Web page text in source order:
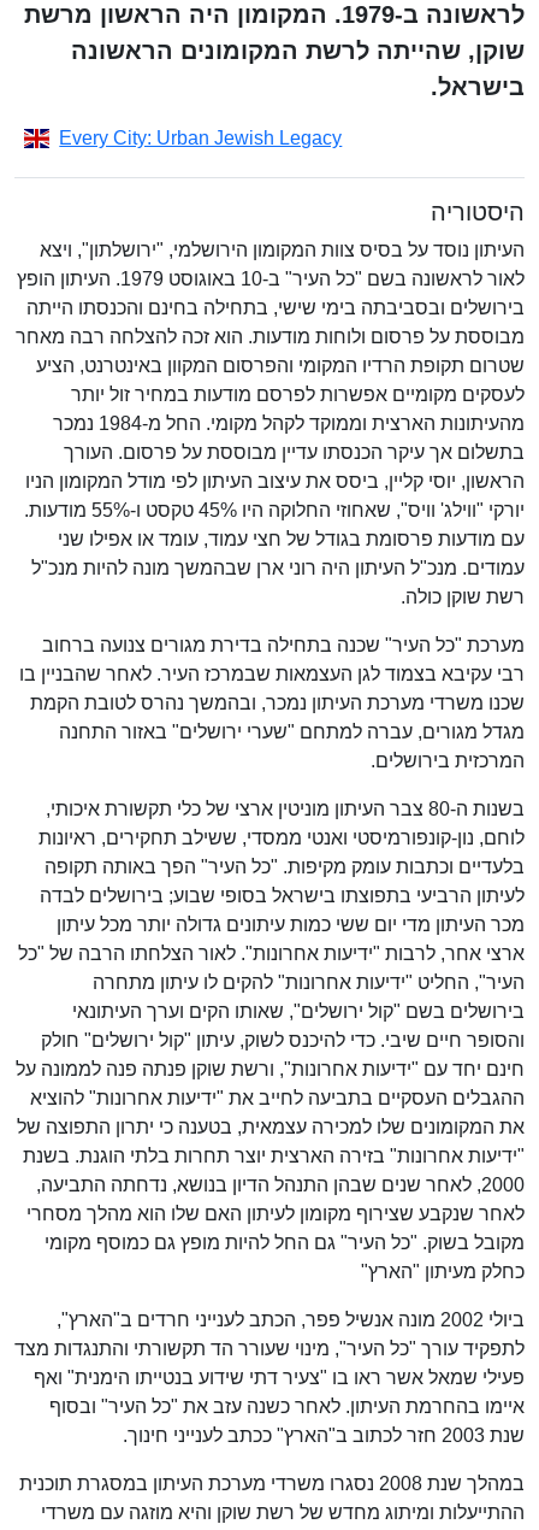
לראשונה ב-1979. המקומון היה הראשון מרשת
שוקן, שהייתה לרשת המקומונים הראשונה
בישראל.
Every City: Urban Jewish Legacy
היסטוריה
העיתון נוסד על בסיס צוות המקומון הירושלמי, "ירושלתון", ויצא
לאור לראשונה בשם "כל העיר" ב-10 באוגוסט 1979. העיתון הופץ
בירושלים ובסביבתה בימי שישי, בתחילה בחינם והכנסתו הייתה
מבוססת על פרסום ולוחות מודעות. הוא זכה להצלחה רבה מאחר
שטרום תקופת הרדיו המקומי והפרסום המקוון באינטרנט, הציע
לעסקים מקומיים אפשרות לפרסם מודעות במחיר זול יותר
מהעיתונות הארצית וממוקד לקהל מקומי. החל מ-1984 נמכר
בתשלום אך עיקר הכנסתו עדיין מבוססת על פרסום. העורך
הראשון, יוסי קליין, ביסס את עיצוב העיתון לפי מודל המקומון הניו
יורקי "ווילג' וויס", שאחוזי החלוקה היו 45% טקסט ו-55% מודעות.
עם מודעות פרסומת בגודל של חצי עמוד, עומד או אפילו שני
עמודים. מנכ"ל העיתון היה רוני ארן שבהמשך מונה להיות מנכ"ל
רשת שוקן כולה.
מערכת "כל העיר" שכנה בתחילה בדירת מגורים צנועה ברחוב
רבי עקיבא בצמוד לגן העצמאות שבמרכז העיר. לאחר שהבניין בו
שכנו משרדי מערכת העיתון נמכר, ובהמשך נהרס לטובת הקמת
מגדל מגורים, עברה למתחם "שערי ירושלים" באזור התחנה
המרכזית בירושלים.
בשנות ה-80 צבר העיתון מוניטין ארצי של כלי תקשורת איכותי,
לוחם, נון-קונפורמיסטי ואנטי ממסדי, ששילב תחקירים, ראיונות
בלעדיים וכתבות עומק מקיפות. "כל העיר" הפך באותה תקופה
לעיתון הרביעי בתפוצתו בישראל בסופי שבוע; בירושלים לבדה
מכר העיתון מדי יום ששי כמות עיתונים גדולה יותר מכל עיתון
ארצי אחר, לרבות "ידיעות אחרונות". לאור הצלחתו הרבה של "כל
העיר", החליט "ידיעות אחרונות" להקים לו עיתון מתחרה
בירושלים בשם "קול ירושלים", שאותו הקים וערך העיתונאי
והסופר חיים שיבי. כדי להיכנס לשוק, עיתון "קול ירושלים" חולק
חינם יחד עם "ידיעות אחרונות", ורשת שוקן פנתה פנה לממונה על
ההגבלים העסקיים בתביעה לחייב את "ידיעות אחרונות" להוציא
את המקומונים שלו למכירה עצמאית, בטענה כי יתרון התפוצה של
"ידיעות אחרונות" בזירה הארצית יוצר תחרות בלתי הוגנת. בשנת
2000, לאחר שנים שבהן התנהל הדיון בנושא, נדחתה התביעה,
לאחר שנקבע שצירוף מקומון לעיתון האם שלו הוא מהלך מסחרי
מקובל בשוק. "כל העיר" גם החל להיות מופץ גם כמוסף מקומי
כחלק מעיתון "הארץ"
ביולי 2002 מונה אנשיל פפר, הכתב לענייני חרדים ב"הארץ",
לתפקיד עורך "כל העיר", מינוי שעורר הד תקשורתי והתנגדות מצד
פעילי שמאל אשר ראו בו "צעיר דתי שידוע בנטייתו הימנית" ואף
איימו בהחרמת העיתון. לאחר כשנה עזב את "כל העיר" ובסוף
שנת 2003 חזר לכתוב ב"הארץ" ככתב לענייני חינוך.
במהלך שנת 2008 נסגרו משרדי מערכת העיתון במסגרת תוכנית
ההתייעלות ומיתוג מחדש של רשת שוקן והיא מוזגה עם משרדי